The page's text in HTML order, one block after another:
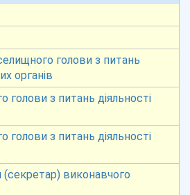
голови з питань
органів
голови з питань діяльності
голови з питань діяльності
виконавчого